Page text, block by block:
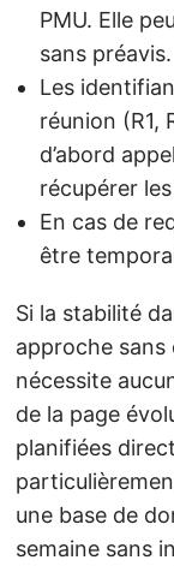
PMU. Elle
sans préavis.
Les
réunion (R1,
d’abord
récupérer
En cas de
être
Si la stabilité
approche sans
nécessite
de la page
planifiées
une base de
semaine sans